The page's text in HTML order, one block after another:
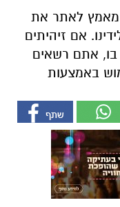
מאמץ לאתר את
אם זיהיתים
בו, אתם רשאים
באמצעות